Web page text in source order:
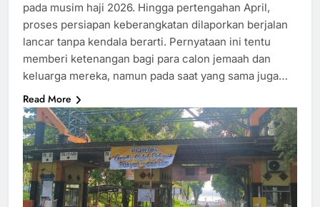
pada musim haji 2026. Hingga pertengahan April,
proses persiapan keberangkatan dilaporkan berjalan
lancar tanpa kendala berarti. Pernyataan ini tentu
memberi ketenangan bagi para calon jemaah dan
keluarga mereka, namun pada saat yang sama juga…
Read More